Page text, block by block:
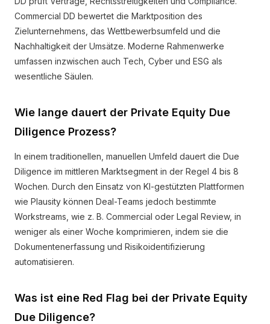
Commercial DD bewertet die Marktposition des
Zielunternehmens, das Wettbewerbsumfeld und die
Nachhaltigkeit der Umsätze. Moderne Rahmenwerke
umfassen inzwischen auch Tech, Cyber und ESG als
wesentliche Säulen.
Wie lange dauert der Private Equity Due
Diligence Prozess?
In einem traditionellen, manuellen Umfeld dauert die Due
Diligence im mittleren Marktsegment in der Regel 4 bis 8
Wochen. Durch den Einsatz von KI-gestützten Plattformen
wie Plausity können Deal-Teams jedoch bestimmte
Workstreams, wie z. B. Commercial oder Legal Review, in
weniger als einer Woche komprimieren, indem sie die
Dokumentenerfassung und Risikoidentifizierung
automatisieren.
Was ist eine Red Flag bei der Private Equity
Due Diligence?